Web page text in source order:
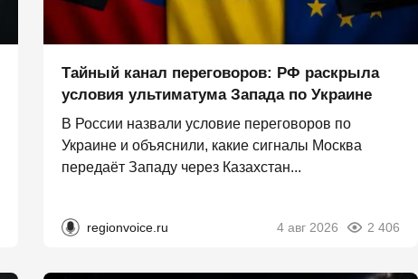
Тайный канал переговоров: РФ раскрыла
условия ультиматума Запада по Украине
В России назвали условие переговоров по
Украине и объяснили, какие сигналы Москва
передаёт Западу через Казахстан...
regionvoice.ru 4 авг 2026 2 406